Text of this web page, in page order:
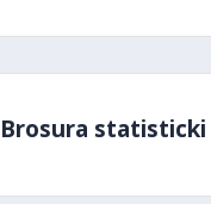
Brosura statisticki